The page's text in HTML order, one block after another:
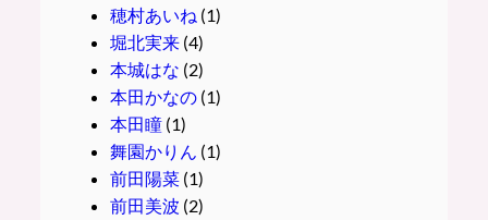
穂村あいね (1)
堀北実来(4)
本城はな (2)
本田かなの(1)
本田瞳(1)
舞園かりん (1)
前田陽菜(1)
前田美波 (2)